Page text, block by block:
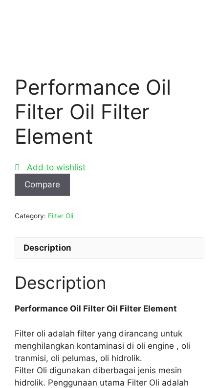
Performance Oil
Filter Oil Filter
Element
Add to wishlist
Compare
Category: Filter Oli
Description
Description
Performance Oil Filter Oil Filter Element
Filter oli adalah filter yang dirancang untuk
menghilangkan kontaminasi di oli engine , oli
tranmisi, oli pelumas, oli hidrolik.
Filter Oli digunakan diberbagai jenis mesin
hidrolik. Penggunaan utama Filter Oli adalah